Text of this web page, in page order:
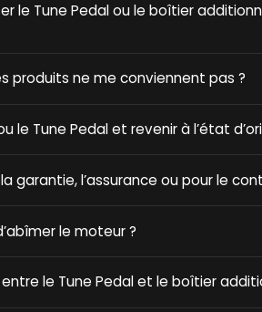
le Tune Pedal ou le boîtier
produits ne me conviennent pas ?
le Tune Pedal et revenir à l’état
garantie, l’assurance ou pour le
le moteur ?
le Tune Pedal et le boîtier